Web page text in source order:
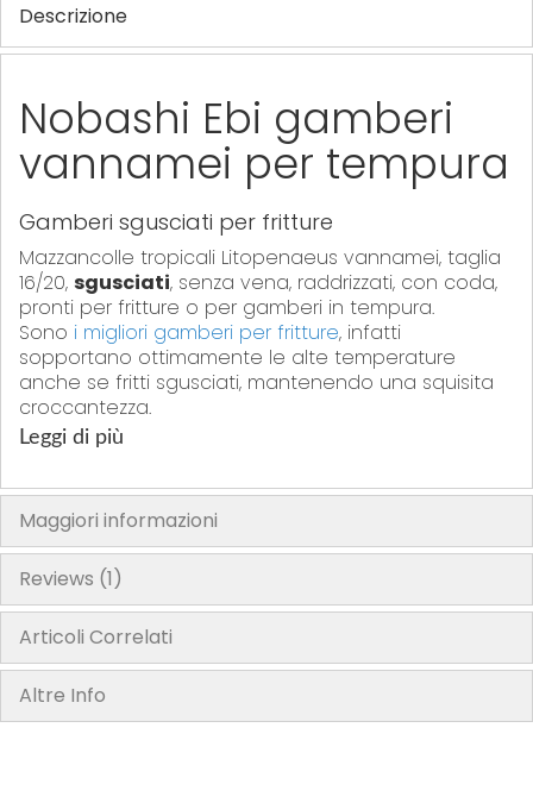
Descrizione
Nobashi Ebi gamberi
vannamei per tempura
Gamberi sgusciati per fritture
Mazzancolle tropicali Litopenaeus vannamei, taglia
16/20, sgusciati, senza vena, raddrizzati, con coda,
pronti per fritture o per gamberi in tempura.
Sono i migliori gamberi per fritture, infatti
sopportano ottimamente le alte temperature
anche se fritti sgusciati, mantenendo una squisita
croccantezza.
Leggi di più
Maggiori informazioni
Reviews 1
Articoli Correlati
Altre Info